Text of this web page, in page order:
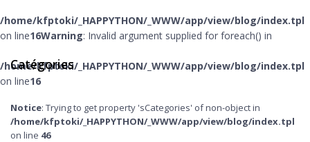
/home/kfptoki/_HAPPYTHON/_WWW/app/view/blog/index.tpl
on line16Warning: Invalid argument supplied for foreach() in
/home/kfptoki/_HAPPYTHON/_WWW/app/view/blog/index.tpl
on line16
Catégories
Notice: Trying to get property 'sCategories' of non-object in
/home/kfptoki/_HAPPYTHON/_WWW/app/view/blog/index.tpl
on line 46